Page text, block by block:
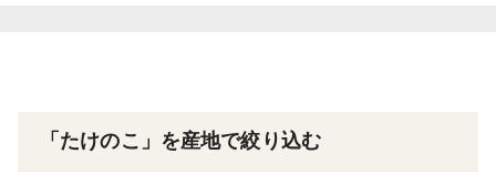
「たけのこ」を産地で絞り込む